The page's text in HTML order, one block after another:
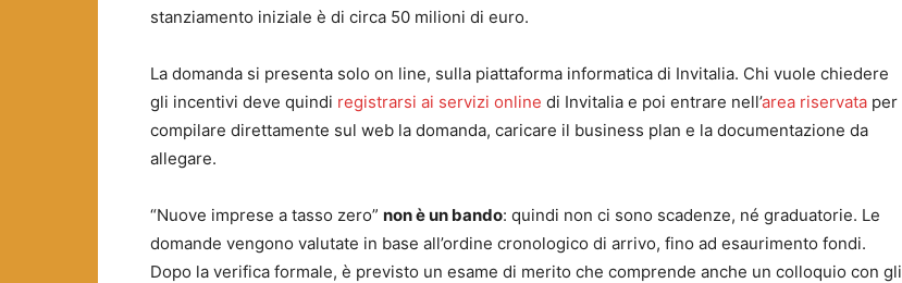
stanziamento iniziale è di circa 50 milioni di euro.
La domanda si presenta solo on line, sulla piattaforma informatica di Invitalia. Chi vuole chiedere
gli incentivi deve quindi registrarsi ai servizi online di Invitalia e poi entrare nell’area riservata per
compilare direttamente sul web la domanda, caricare il business plan e la documentazione da
allegare.
“Nuove imprese a tasso zero” non è un bando: quindi non ci sono scadenze, né graduatorie. Le
domande vengono valutate in base all’ordine cronologico di arrivo, fino ad esaurimento fondi.
Dopo la verifica formale, è previsto un esame di merito che comprende anche un colloquio con gli